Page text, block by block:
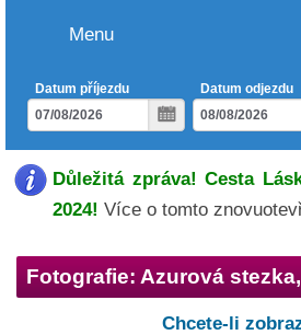
Menu
Datum příjezdu
Datum odjezdu
Důležitá zpráva! Cesta
2024! Více o tomto
Fotografie: Azurová
Chcete-li